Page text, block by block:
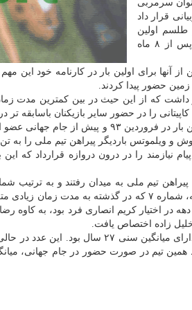
سرمربی
قرار داد
طلسم اولین
مربیگری این سرمربی کروات برای تیم ملی ایران هم پس از ۸ ماه
آنها برای اولین بار در کارنامه خود این
زمین حضور پیدا کردند.
کاپیتانی را بر بازو داشت که از این حیث در بین
و ویلموتس باردیگر پیراهن تیم ملی را به
نیازمند را در درون دروازه قرارداد که
تغییرات جدید در تیم ملی و کنار رفتن برخی بازیکنان سابقه،
زاده اختصاص یافت.
گذاشت که دارای میانگین سنی ۲۷ سال